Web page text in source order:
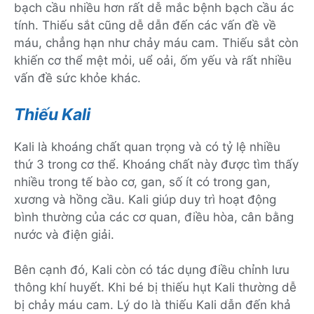
bạch cầu nhiều hơn rất dễ mắc bệnh bạch cầu ác
tính. Thiếu sắt cũng dễ dẫn đến các vấn đề về
máu, chẳng hạn như chảy máu cam. Thiếu sắt còn
khiến cơ thể mệt mỏi, uể oải, ốm yếu và rất nhiều
vấn đề sức khỏe khác.
Thiếu Kali
Kali là khoáng chất quan trọng và có tỷ lệ nhiều
thứ 3 trong cơ thể. Khoáng chất này được tìm thấy
nhiều trong tế bào cơ, gan, số ít có trong gan,
xương và hồng cầu. Kali giúp duy trì hoạt động
bình thường của các cơ quan, điều hòa, cân bằng
nước và điện giải.
Bên cạnh đó, Kali còn có tác dụng điều chỉnh lưu
thông khí huyết. Khi bé bị thiếu hụt Kali thường dễ
bị chảy máu cam. Lý do là thiếu Kali dẫn đến khả